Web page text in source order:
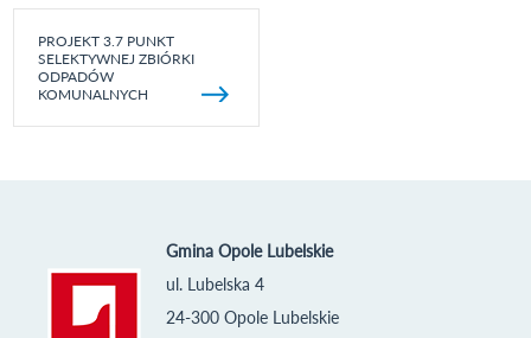
PROJEKT 3.7 PUNKT
SELEKTYWNEJ ZBIÓRKI
ODPADÓW
KOMUNALNYCH
Gmina Opole Lubelskie
ul. Lubelska 4
24-300 Opole Lubelskie